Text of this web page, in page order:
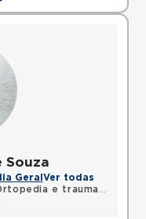
Souza
Geral Ver todas
e traumatologia